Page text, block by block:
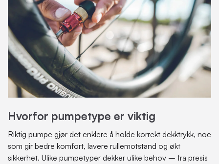
Hvorfor pumpetype er viktig
Riktig pumpe gjør det enklere å holde korrekt dekktrykk, noe
som gir bedre komfort, lavere rullemotstand og økt
sikkerhet. Ulike pumpetyper dekker ulike behov – fra presis